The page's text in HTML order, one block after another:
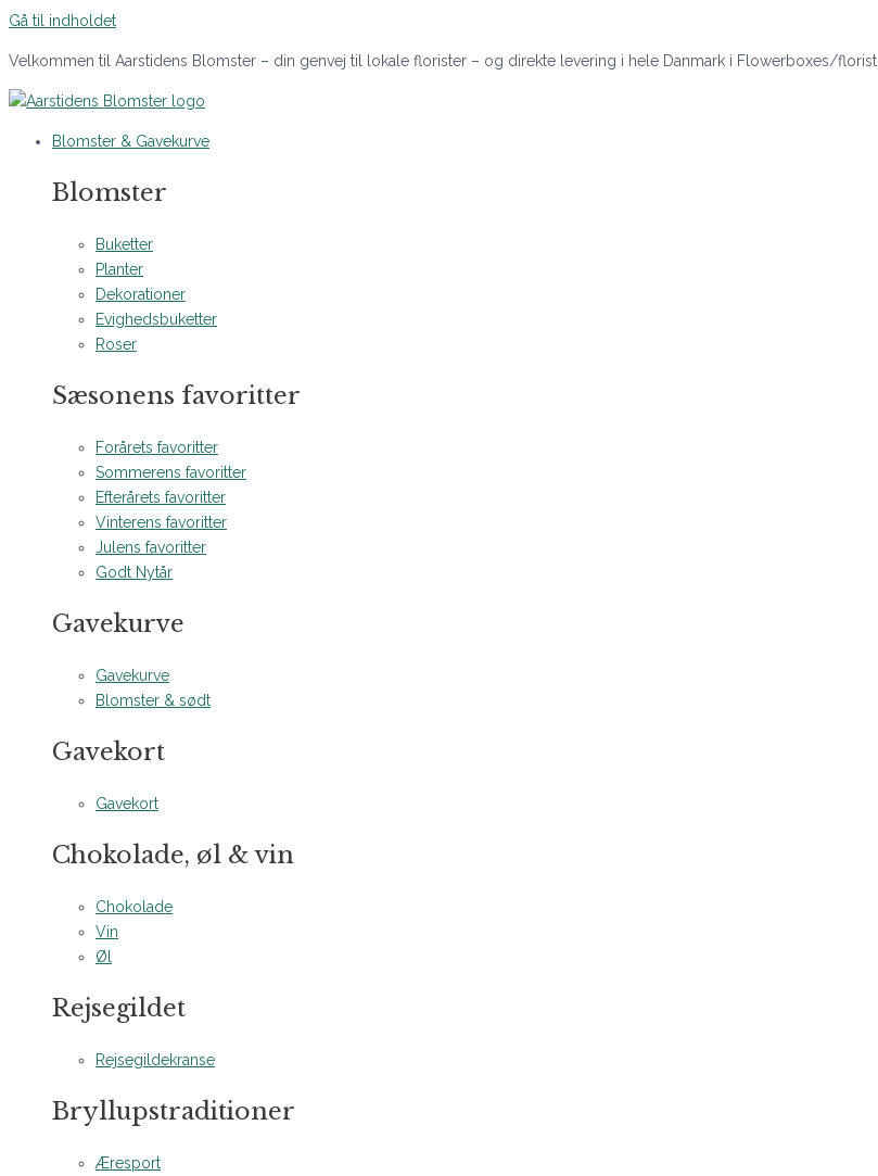
Gå til indholdet
Velkommen til Aarstidens Blomster – din genvej til lokale florister – og direkte levering i hele Danmark i Flowerboxes/florist.
Blomster & Gavekurve
Blomster
Buketter
Planter
Dekorationer
Evighedsbuketter
Roser
Sæsonens favoritter
Forårets favoritter
Sommerens favoritter
Efterårets favoritter
Vinterens favoritter
Julens favoritter
Godt Nytår
Gavekurve
Gavekurve
Blomster & sødt
Gavekort
Gavekort
Chokolade, øl & vin
Chokolade
Vin
Øl
Rejsegildet
Rejsegildekranse
Bryllupstraditioner
Æresport